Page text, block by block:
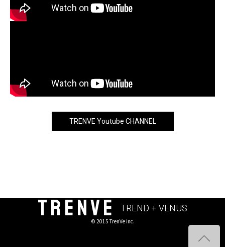
TRENVE Youtube CHANNEL
TRENVE TREND + VENUS
© 2015 TrenVe inc.